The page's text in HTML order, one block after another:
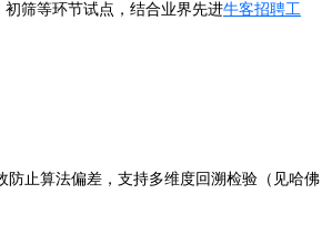
初筛等环节试点，结合业界先进牛客招聘工
止算法偏差，支持多维度回溯检验（见哈佛